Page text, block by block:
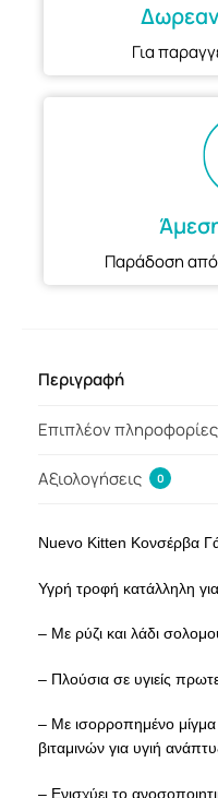
Για
Παράδοση από
Περιγραφή
Επιπλέον πληροφορίες
Αξιολογήσεις 0
Nuevo Kitten Κονσέρβα
Υγρή τροφή κατάλληλη
– Με ρύζι και λάδι
– Πλούσια σε υγιείς
– Με ισορροπημένο
βιταμινών για υγιή
– Ενισχύει το